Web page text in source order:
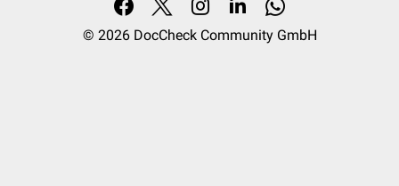
© 2026 DocCheck Community GmbH